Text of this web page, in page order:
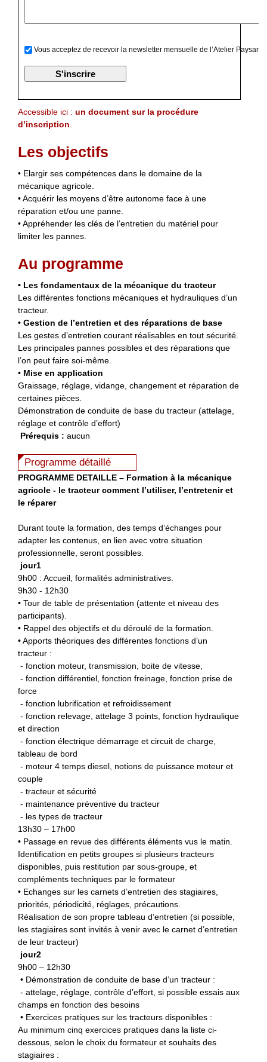
Vous acceptez de recevoir la newsletter mensuelle de l’Atelier Paysan
Accessible ici : un document sur la procédure
d’inscription.
Les objectifs
• Elargir ses compétences dans le domaine de la
mécanique agricole.
• Acquérir les moyens d’être autonome face à une
réparation et/ou une panne.
• Appréhender les clés de l’entretien du matériel pour
limiter les pannes.
Au programme
• Les fondamentaux de la mécanique du tracteur
Les différentes fonctions mécaniques et hydrauliques d’un
tracteur.
• Gestion de l’entretien et des réparations de base
Les gestes d’entretien courant réalisables en tout sécurité.
Les principales pannes possibles et des réparations que
l’on peut faire soi-même.
• Mise en application
Graissage, réglage, vidange, changement et réparation de
certaines pièces.
Démonstration de conduite de base du tracteur (attelage,
réglage et contrôle d’effort)
Prérequis : aucun
Programme détaillé
PROGRAMME DETAILLE – Formation à la mécanique
agricole - le tracteur comment l’utiliser, l’entretenir et
le réparer
Durant toute la formation, des temps d’échanges pour
adapter les contenus, en lien avec votre situation
professionnelle, seront possibles.
jour1
9h00 : Accueil, formalités administratives.
9h30 - 12h30
• Tour de table de présentation (attente et niveau des
participants).
• Rappel des objectifs et du déroulé de la formation.
• Apports théoriques des différentes fonctions d’un
tracteur :
- fonction moteur, transmission, boite de vitesse,
- fonction différentiel, fonction freinage, fonction prise de
force
- fonction lubrification et refroidissement
- fonction relevage, attelage 3 points, fonction hydraulique
et direction
- fonction électrique démarrage et circuit de charge,
tableau de bord
- moteur 4 temps diesel, notions de puissance moteur et
couple
- tracteur et sécurité
- maintenance préventive du tracteur
- les types de tracteur
13h30 – 17h00
• Passage en revue des différents éléments vus le matin.
Identification en petits groupes si plusieurs tracteurs
disponibles, puis restitution par sous-groupe, et
compléments techniques par le formateur
• Echanges sur les carnets d’entretien des stagiaires,
priorités, périodicité, réglages, précautions.
Réalisation de son propre tableau d’entretien (si possible,
les stagiaires sont invités à venir avec le carnet d’entretien
de leur tracteur)
jour2
9h00 – 12h30
• Démonstration de conduite de base d’un tracteur :
- attelage, réglage, contrôle d’effort, si possible essais aux
champs en fonction des besoins
• Exercices pratiques sur les tracteurs disponibles :
Au minimum cinq exercices pratiques dans la liste ci-
dessous, selon le choix du formateur et souhaits des
stagiaires :